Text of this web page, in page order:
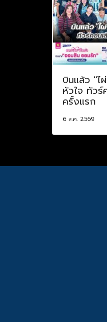
บินแล้ว "ไ
หัวใจ ทัว
ครั้งแรก
6 ส.ค. 2569